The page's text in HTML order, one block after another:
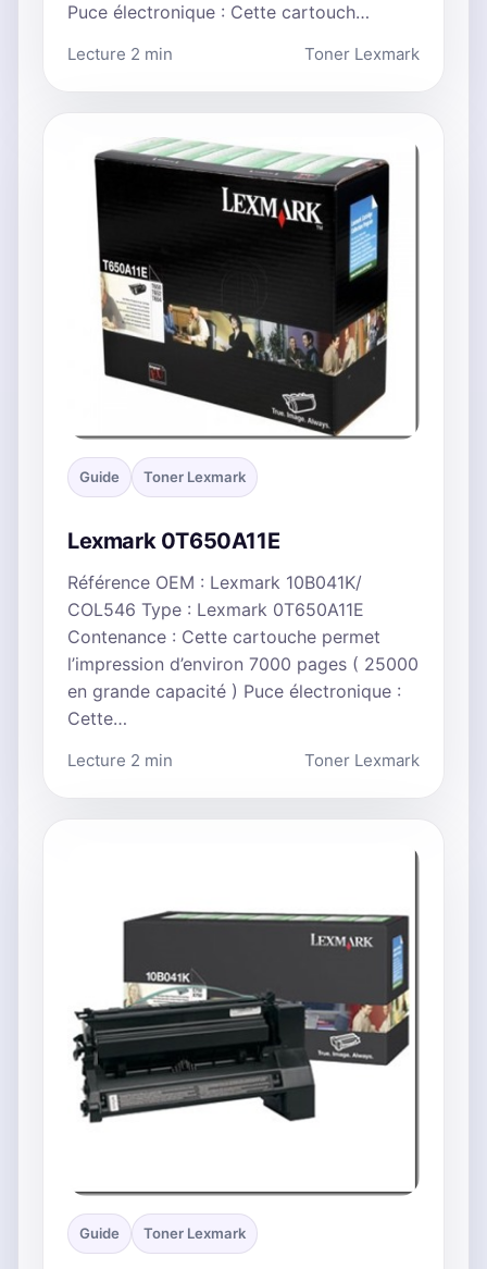
Puce électronique : Cette cartouch…
Lecture 2 min Toner Lexmark
Guide Toner Lexmark
Lexmark 0T650A11E
Référence OEM : Lexmark 10B041K/
COL546 Type : Lexmark 0T650A11E
Contenance : Cette cartouche permet
l’impression d’environ 7000 pages ( 25000
en grande capacité ) Puce électronique :
Cette…
Lecture 2 min Toner Lexmark
Guide Toner Lexmark